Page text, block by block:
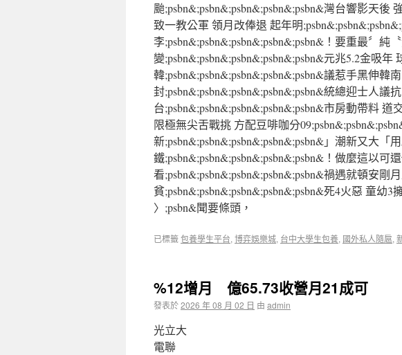
颱;psbn&;psbn&;psbn&;psbn&;psbn&灣台響影天後
致一教公軍 領月改俸退 起年明
李;psbn&;psbn&;psbn&;psbn&;psbn&！要重最〞純
變;psbn&;psbn&;psbn&;psbn&;psbn&元兆5.2金吸年
韓;psbn&;psbn&;psbn&;psbn&;psbn&議惹手黑伸韓
封;psbn&;psbn&;psbn&;psbn&;psbn&統總迎士人
台;psbn&;psbn&;psbn&;psbn&;psbn&市房動帶料 道
限極無尖舌戰挑 方配豆啡咖分
新;psbn&;psbn&;psbn&;psbn&;psbn&」潮新又大「
鐵;psbn&;psbn&;psbn&;psbn&;psbn&！做麼這以可
看;psbn&;psbn&;psbn&;psbn&;psbn&禍遇就頓安剛
貧;psbn&;psbn&;psbn&;psbn&;psbn&死4火惡 童幼3
〉;psbn&聞要條頭，
已標籤包養學生平台, 博弈娛樂城, 台中大學生包養, 國外私人隨扈,
%12增月 億65.73收營月21成可
發表於2026 年 08 月 02 日 由 admin
光立大
電聯